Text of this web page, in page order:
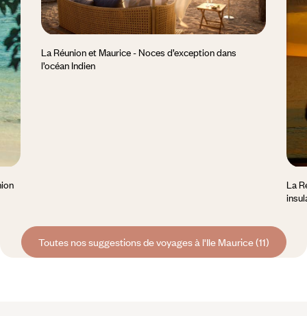
La Réunion et Maurice - Noces d’exception dans
l’océan Indien
La
Toutes nos suggestions de voyages à l'Ile Maurice (11)